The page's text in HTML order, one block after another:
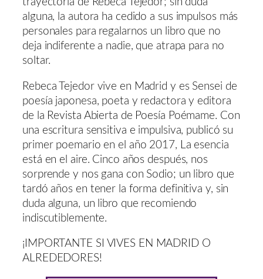
trayectoria de Rebeca Tejedor; sin duda
alguna, la autora ha cedido a sus impulsos más
personales para regalarnos un libro que no
deja indiferente a nadie, que atrapa para no
soltar.
Rebeca Tejedor vive en Madrid y es Sensei de
poesía japonesa, poeta y redactora y editora
de la Revista Abierta de Poesía Poémame. Con
una escritura sensitiva e impulsiva, publicó su
primer poemario en el año 2017, La esencia
está en el aire. Cinco años después, nos
sorprende y nos gana con Sodio; un libro que
tardó años en tener la forma definitiva y, sin
duda alguna, un libro que recomiendo
indiscutiblemente.
¡IMPORTANTE SI VIVES EN MADRID O
ALREDEDORES!